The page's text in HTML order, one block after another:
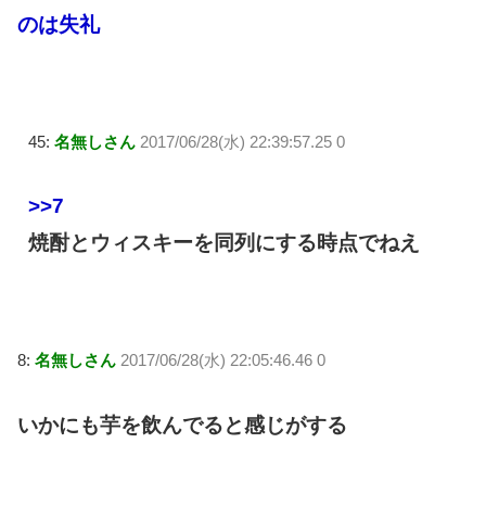
のは失礼
45: 名無しさん 2017/06/28(水) 22:39:57.25 0
>>7
焼酎とウィスキーを同列にする時点でねえ
8: 名無しさん 2017/06/28(水) 22:05:46.46 0
いかにも芋を飲んでると感じがする